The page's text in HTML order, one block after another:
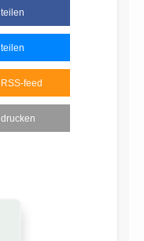
teilen
teilen
RSS-feed
drucken